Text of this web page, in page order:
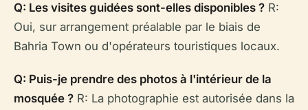
Q: Les visites guidées sont-elles disponibles ? R:
Oui, sur arrangement préalable par le biais de
Bahria Town ou d'opérateurs touristiques locaux.
Q: Puis-je prendre des photos à l'intérieur de la
mosquée ? R: La photographie est autorisée dans la